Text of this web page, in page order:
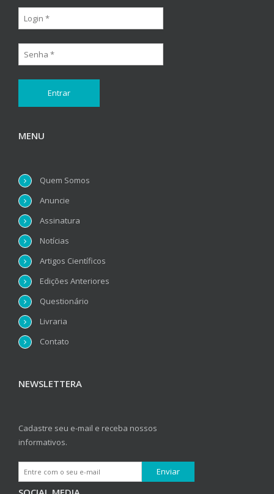
MENU
Quem Somos
Anuncie
Assinatura
Notícias
Artigos Científicos
Edições Anteriores
Questionário
Livraria
Contato
NEWSLETTERA
Cadastre seu e-mail e receba nossos
informativos.